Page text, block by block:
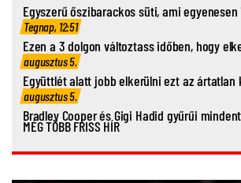
Egyszerű őszibarackos süti, ami
Tegnap, 12:51
Ezen a 3 dolgon változtass időben, hogy
augusztus 5.
Együttlét alatt jobb elkerülni ezt az ártatlan
augusztus 5.
Bradley Cooper és Gigi Hadid gyűrűi
MÉG TÖBB FRISS HÍR